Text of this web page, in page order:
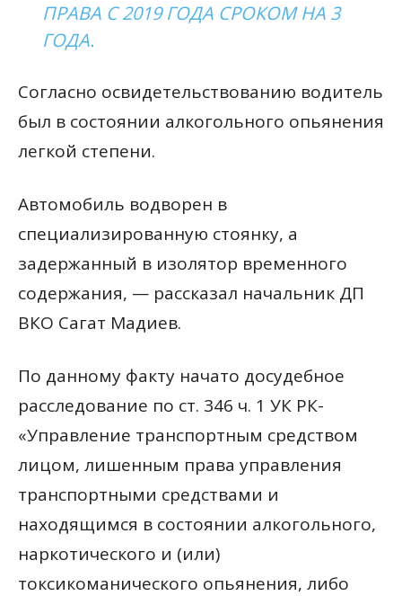
ПРАВА С 2019 ГОДА СРОКОМ НА 3
ГОДА.
Согласно освидетельствованию водитель
был в состоянии алкогольного опьянения
легкой степени.
Автомобиль водворен в
специализированную стоянку, а
задержанный в изолятор временного
содержания, — рассказал начальник ДП
ВКО Сагат Мадиев.
По данному факту начато досудебное
расследование по ст. 346 ч. 1 УК РК-
«Управление транспортным средством
лицом, лишенным права управления
транспортными средствами и
находящимся в состоянии алкогольного,
наркотического и (или)
токсикоманического опьянения, либо